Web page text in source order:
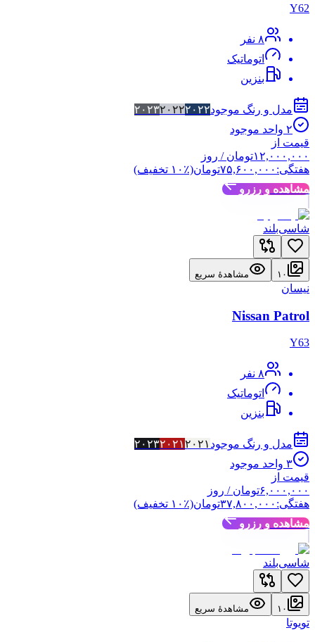
Y62
۸ نفر
اتوماتیک
بنزین
مدل و رنگ موجود ۲۰۲۳۲۰۲۲۲۰۲۲
۲ واحد موجود
قیمت از
۱۲,۰۰۰,۰۰۰تومان / روز
هفتگی: ۷۵,۶۰۰,۰۰۰تومان(٪ ۱۰ تخفیف)
مشاهده و رزرو
شاسی‌بلند
۱۰ مشاهدهٔ سریع
نیسان
Nissan Patrol
Y63
۸ نفر
اتوماتیک
بنزین
مدل و رنگ موجود ۲۰۲۳۲۰۲۱۲۰۲۱
۳ واحد موجود
قیمت از
۶,۰۰۰,۰۰۰تومان / روز
هفتگی: ۳۷,۸۰۰,۰۰۰تومان(٪ ۱۰ تخفیف)
مشاهده و رزرو
شاسی‌بلند
۱۰ مشاهدهٔ سریع
تویوتا